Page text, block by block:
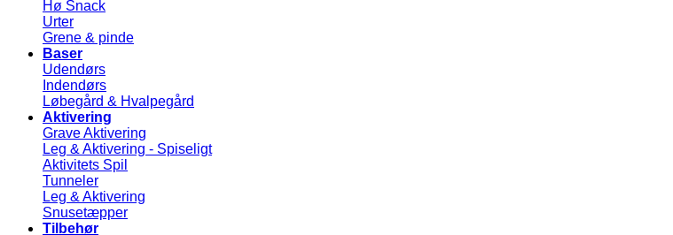
Hø Snack
Urter
Grene & pinde
Baser
Udendørs
Indendørs
Løbegård & Hvalpegård
Aktivering
Grave Aktivering
Leg & Aktivering - Spiseligt
Aktivitets Spil
Tunneler
Leg & Aktivering
Snusetæpper
Tilbehør